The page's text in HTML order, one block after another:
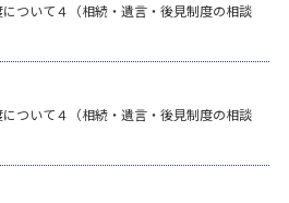
ついて４（相続・遺言・後見制度の相談
ついて４（相続・遺言・後見制度の相談